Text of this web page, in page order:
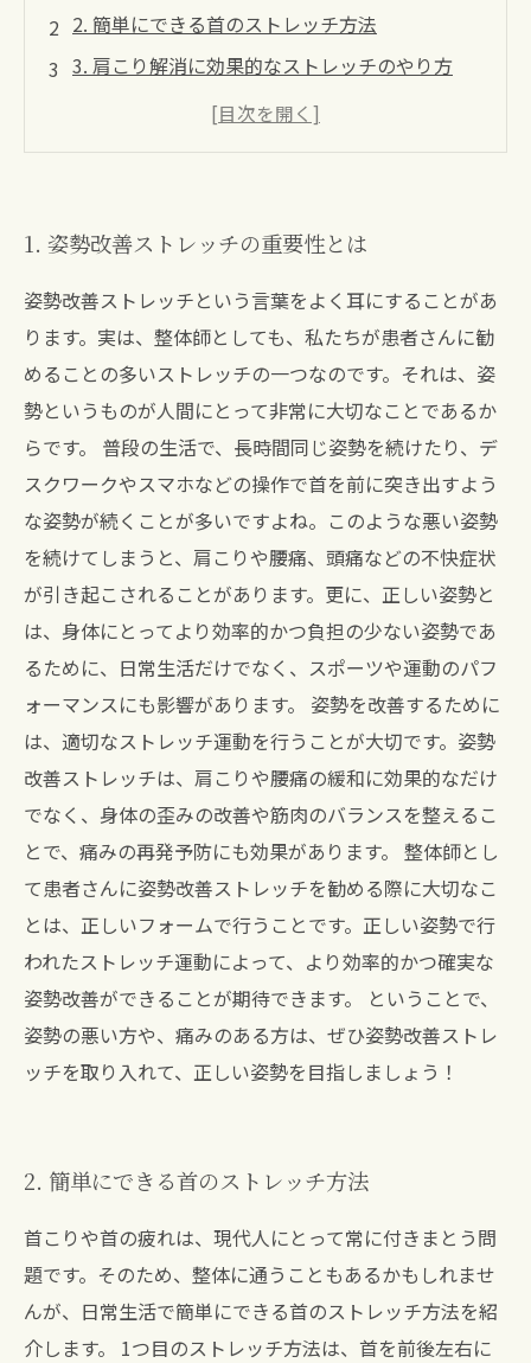
2. 簡単にできる首のストレッチ方法
3. 肩こり解消に効果的なストレッチのやり方
4. 腰痛改善に有効なストレッチのポイント
5. 日常生活に取り入れられる姿勢改善ストレッ
1. 姿勢改善ストレッチの重要性とは
姿勢改善ストレッチという言葉をよく耳にすることがあ
ります。実は、整体師としても、私たちが患者さんに勧
めることの多いストレッチの一つなのです。それは、姿
勢というものが人間にとって非常に大切なことであるか
らです。 普段の生活で、長時間同じ姿勢を続けたり、デ
スクワークやスマホなどの操作で首を前に突き出すよう
な姿勢が続くことが多いですよね。このような悪い姿勢
を続けてしまうと、肩こりや腰痛、頭痛などの不快症状
が引き起こされることがあります。更に、正しい姿勢と
は、身体にとってより効率的かつ負担の少ない姿勢であ
るために、日常生活だけでなく、スポーツや運動のパフ
ォーマンスにも影響があります。 姿勢を改善するために
は、適切なストレッチ運動を行うことが大切です。姿勢
改善ストレッチは、肩こりや腰痛の緩和に効果的なだけ
でなく、身体の歪みの改善や筋肉のバランスを整えるこ
とで、痛みの再発予防にも効果があります。 整体師とし
て患者さんに姿勢改善ストレッチを勧める際に大切なこ
とは、正しいフォームで行うことです。正しい姿勢で行
われたストレッチ運動によって、より効率的かつ確実な
姿勢改善ができることが期待できます。 ということで、
姿勢の悪い方や、痛みのある方は、ぜひ姿勢改善ストレ
ッチを取り入れて、正しい姿勢を目指しましょう！
2. 簡単にできる首のストレッチ方法
首こりや首の疲れは、現代人にとって常に付きまとう問
題です。そのため、整体に通うこともあるかもしれませ
んが、日常生活で簡単にできる首のストレッチ方法を紹
介します。 1つ目のストレッチ方法は、首を前後左右に